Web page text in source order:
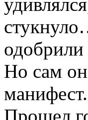
Но сам
манифест.
Прошел